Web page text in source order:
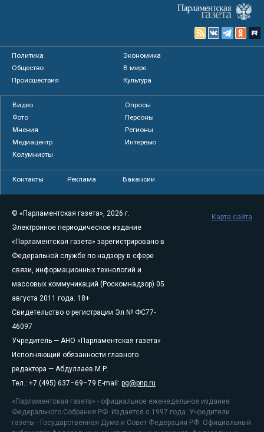
Политика
Экономика
Общество
В мире
Происшествия
Культура
Видео
Опросы
Фото
Персоны
Мнения
Регионы
Медиацентр
Интервью
Колумнисты
Контакты Реклама Вакансии
© «Парламентская газета», 2026 г.
Электронное периодическое издание
«Парламентская газета» зарегистрировано в
Федеральной службе по надзору в сфере
связи, информационных технологий и
массовых коммуникаций (Роскомнадзор) 05
августа 2011 года. 18+
Свидетельство о регистрации Эл № ФС77-
46097
Учредитель — АНО «Парламентская газета»
Исполняющий обязанности главного
редактора — Абдуллаев М.Р.
Тел.: +7 (495) 637–69–79 E-mail: pg@pnp.ru
«Парламентская газета» - официальное еженедельное издание
Федерального Собрания РФ. Издается с 1997 года. Учредители
газеты - Государственная Дума и Совет Федерации РФ. Официальный
Карта сайта